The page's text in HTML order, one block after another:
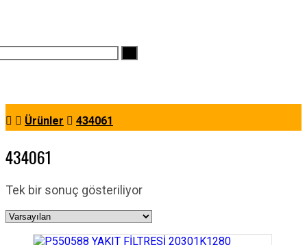
Ürünler 434061
434061
Tek bir sonuç gösteriliyor